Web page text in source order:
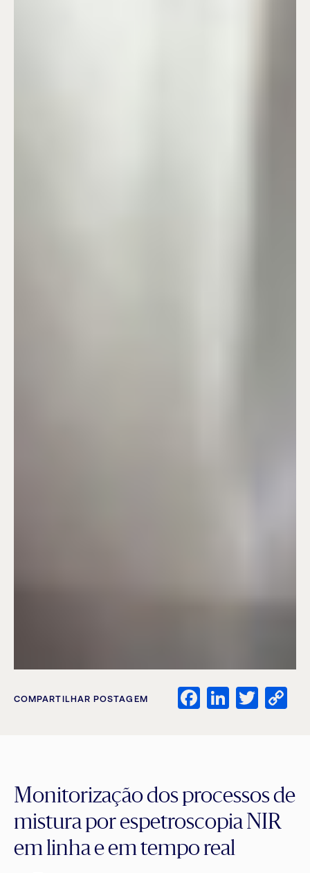
COMPARTILHAR POSTAGEM Facebook
LinkedIn
Monitorização dos processos de
mistura por espetroscopia NIR
em linha e em tempo real